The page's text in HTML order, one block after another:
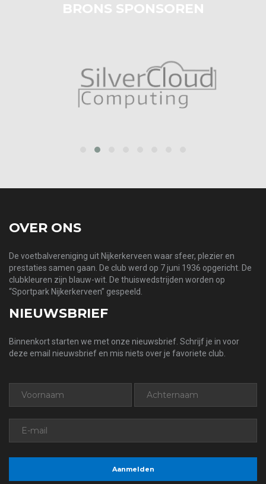
BRONS SPONSOREN
OVER ONS
De voetbalvereniging uit Nijkerkerveen waar sfeer, plezier en
prestaties samen gaan. De club werd op 7 juni 1936 opgericht. De
clubkleuren zijn blauw-wit. De thuiswedstrijden worden op
“Sportpark Nijkerkerveen” gespeeld.
NIEUWSBRIEF
Binnenkort starten we met onze nieuwsbrief. Schrijf je in voor
deze email nieuwsbrief en mis niets over je favoriete club.